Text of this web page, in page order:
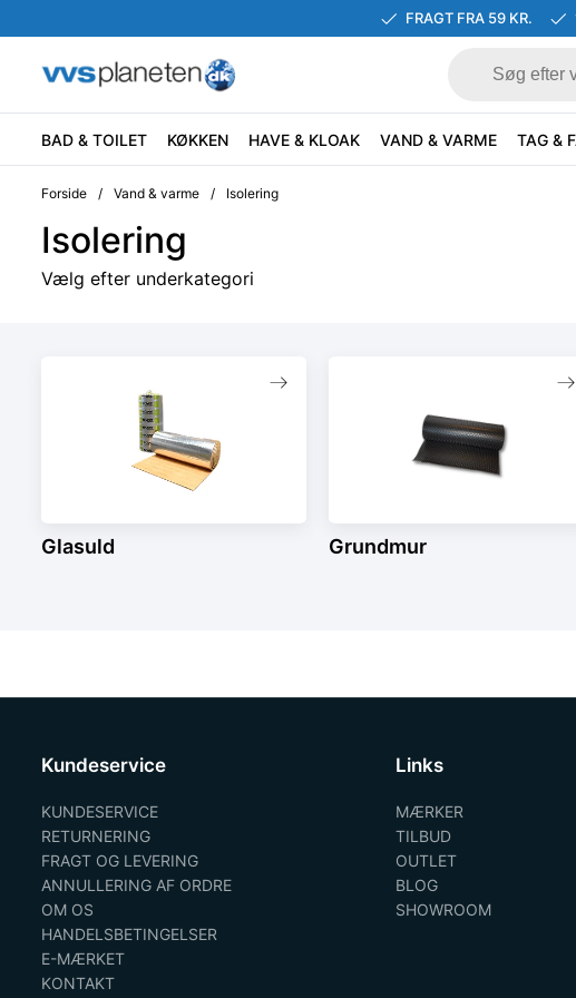
FRAGT FRA 59 KR.
BAD & TOILET KØKKEN HAVE & KLOAK VAND & VARME TAG &
Forside / Vand & varme / Isolering
Isolering
Vælg efter underkategori
Glasuld Grundmur
Kundeservice
KUNDESERVICE
RETURNERING
FRAGT OG LEVERING
ANNULLERING AF ORDRE
OM OS
HANDELSBETINGELSER
E-MÆRKET
KONTAKT
Links
MÆRKER
TILBUD
OUTLET
BLOG
SHOWROOM